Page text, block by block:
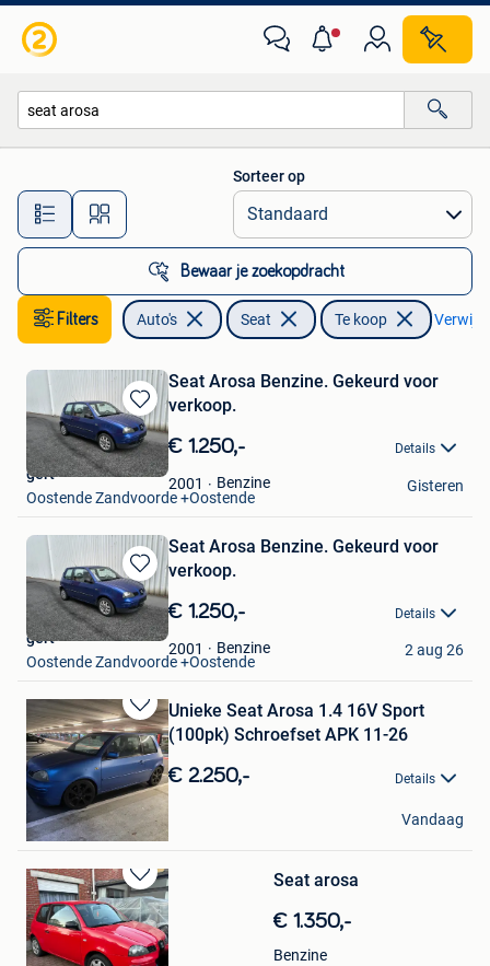
Alle afstanden…
Sorteer op
Bewaar je zoekopdracht
Filters Auto's Seat Te koop
Bewaren
in
Mijn
Favorieten
Seat Arosa Benzine. Gekeurd voor
verkoop.
€ 1.250,- Details
2001 Benzine
gert
Oostende Zandvoorde +Oostende
Gisteren
Bewaren
in
Mijn
Favorieten
Seat Arosa Benzine. Gekeurd voor
verkoop.
€ 1.250,- Details
2001 Benzine
gert
Oostende Zandvoorde +Oostende
2 aug 26
Bewaren
in
Mijn
Favorieten
Unieke Seat Arosa 1.4 16V Sport
(100pk) Schroefset APK 11-26
€ 2.250,- Details
Eduard
Kemzeke
Vandaag
Bewaren
in
Mijn
Favorieten
Seat arosa
€ 1.350,-
Benzine